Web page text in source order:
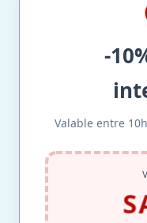
-
Valable entre